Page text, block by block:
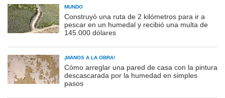
MUNDO
Construyó una ruta de 2 kilómetros para ir a
pescar en un humedal y recibió una multa de
145.000 dólares
¡MANOS A LA OBRA!
Cómo arreglar una pared de casa con la pintura
descascarada por la humedad en simples
pasos